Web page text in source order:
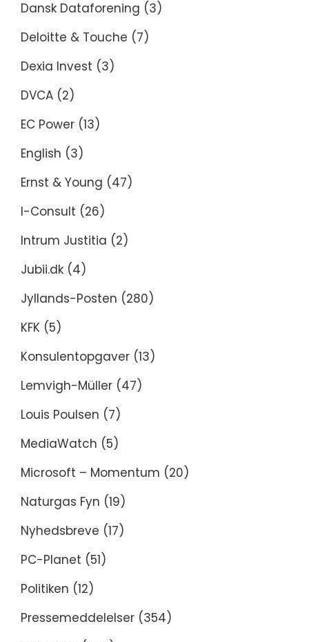
Dansk Dataforening (3)
Deloitte & Touche (7)
Dexia Invest (3)
DVCA (2)
EC Power (13)
English (3)
Ernst & Young (47)
I-Consult (26)
Intrum Justitia (2)
Jubii.dk (4)
Jyllands-Posten (280)
KFK (5)
Konsulentopgaver (13)
Lemvigh-Müller (47)
Louis Poulsen (7)
MediaWatch (5)
Microsoft – Momentum (20)
Naturgas Fyn (19)
Nyhedsbreve (17)
PC-Planet (51)
Politiken (12)
Pressemeddelelser (354)